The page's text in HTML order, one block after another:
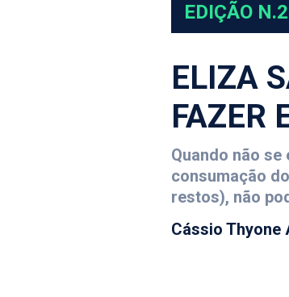
EDIÇÃO
ELIZA
FAZER
Quando não
consumação
restos), não
Cássio Thyone